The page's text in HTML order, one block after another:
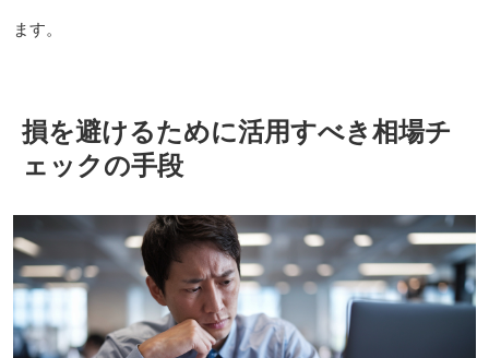
ます。
損を避けるために活用すべき相場チ
ェックの手段